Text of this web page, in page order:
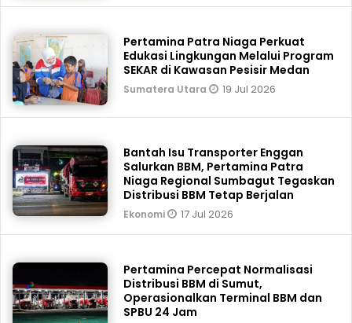
Pertamina Patra Niaga Perkuat
Edukasi Lingkungan Melalui Program
SEKAR di Kawasan Pesisir Medan
Sumatera Utara 19 Jul 2026
Bantah Isu Transporter Enggan
Salurkan BBM, Pertamina Patra
Niaga Regional Sumbagut Tegaskan
Distribusi BBM Tetap Berjalan
Ekonomi 17 Jul 2026
Pertamina Percepat Normalisasi
Distribusi BBM di Sumut,
Operasionalkan Terminal BBM dan
SPBU 24 Jam